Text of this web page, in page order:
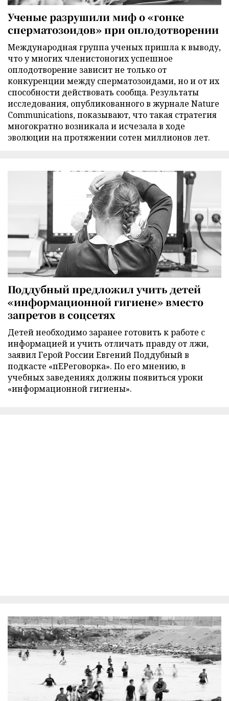
Ученые разрушили миф о «гонке
сперматозоидов» при оплодотворении
Международная группа ученых пришла к выводу,
что у многих членистоногих успешное
оплодотворение зависит не только от
конкуренции между сперматозоидами, но и от их
способности действовать сообща. Результаты
исследования, опубликованного в журнале Nature
Communications, показывают, что такая стратегия
многократно возникала и исчезала в ходе
эволюции на протяжении сотен миллионов лет.
Поддубный предложил учить детей
«информационной гигиене» вместо
запретов в соцсетях
Детей необходимо заранее готовить к работе с
информацией и учить отличать правду от лжи,
заявил Герой России Евгений Поддубный в
подкасте «пЕРеговорка». По его мнению, в
учебных заведениях должны появиться уроки
«информационной гигиены».